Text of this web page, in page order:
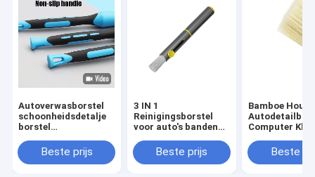
Autoverwasborstel
schoonheidsdetalje
borstel
ventilatie
binnenborstel
Beste prijs
3 IN 1
Reinigingsborstel
voor auto's banden
luchtuitlaat stof
multifunctionele
Beste prijs
Bamboe Hout
Computer
Beste